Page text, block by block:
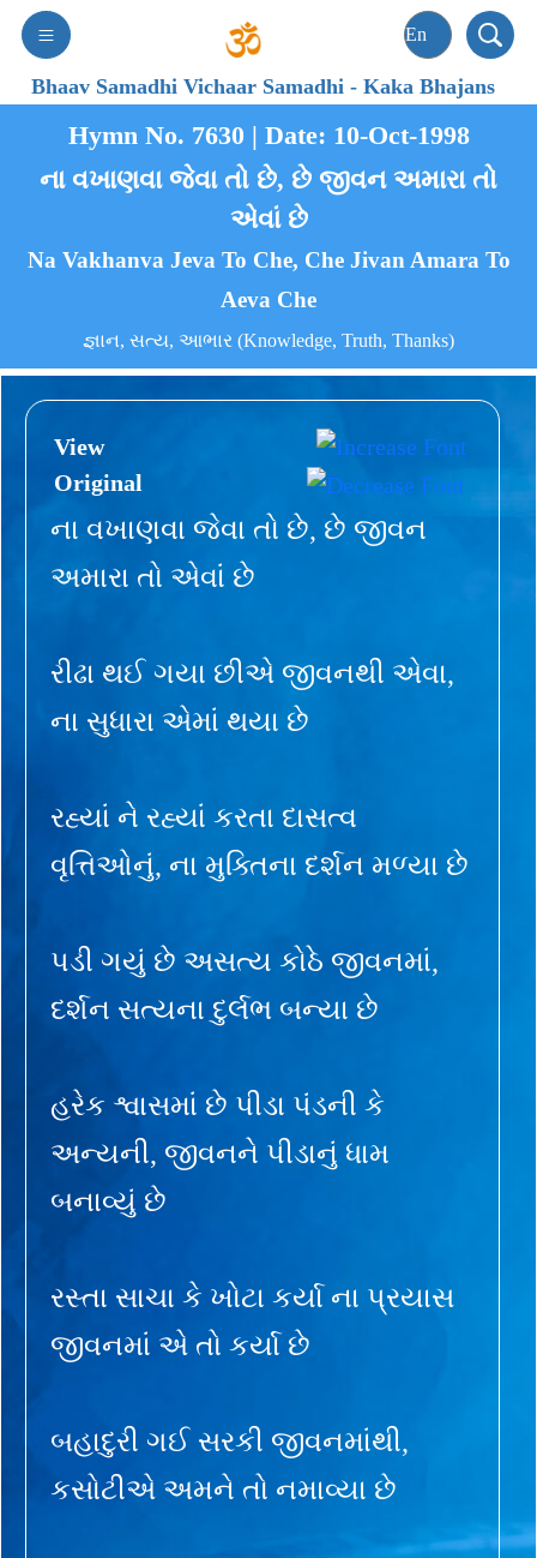
Bhaav Samadhi Vichaar Samadhi-Kaka Bhajans
Hymn No. 7630 | Date: 10-Oct-1998
ના વખાણવા જેવા તો છે, છે જીવન અમારા તો
એવાં છે
Na Vakhanva Jeva To Che, Che Jivan Amara To
Aeva Che
જ્ઞાન, સત્ય, આભાર (Knowledge, Truth, Thanks)
View
Original
ના વખાણવા જેવા તો છે, છે જીવન
અમારા તો એવાં છે
રીઢા થઈ ગયા છીએ જીવનથી એવા,
ના સુધારા એમાં થયા છે
રહ્યાં ને રહ્યાં કરતા દાસત્વ
વૃત્તિઓનું, ના મુક્તિના દર્શન મળ્યા છે
પડી ગયું છે અસત્ય કોઠે જીવનમાં,
દર્શન સત્યના દુર્લભ બન્યા છે
હરેક શ્વાસમાં છે પીડા પંડની કે
અન્યની, જીવનને પીડાનું ધામ
બનાવ્યું છે
રસ્તા સાચા કે ખોટા કર્યા ના પ્રયાસ
જીવનમાં એ તો કર્યા છે
બહાદુરી ગઈ સરકી જીવનમાંથી,
કસોટીએ અમને તો નમાવ્યા છે